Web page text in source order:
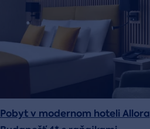
Pobyt v modernom hoteli Allora